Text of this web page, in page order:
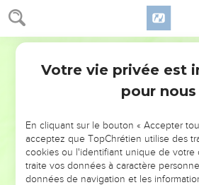
NE MANQUEZ PAS
DE
ET SI LEURS ERREURS POUVAIENT
VOTRES ?
Votre vie privée est
pour nous
En cliquant sur le bouton « Accepter
acceptez que TopChrétien utilise des
cookies ou l'identifiant unique de votre
traite vos données à caractère
données de navigation et les